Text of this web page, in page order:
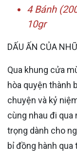
4 Bánh
10gr
DẤU ẤN CỦA
Qua khung cửa
hòa quyện thành
chuyện và kỷ
cùng nhau đi qua
trọng dành cho
bỉ đồng hành